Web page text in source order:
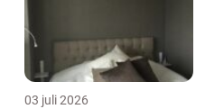
03 juli 2026